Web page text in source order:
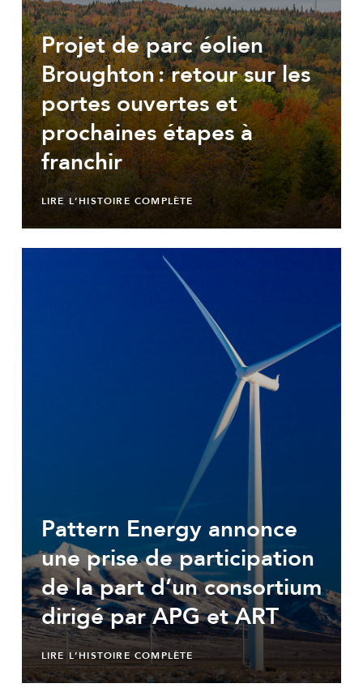
Projet de parc éolien
Broughton : retour sur les
portes ouvertes et
prochaines étapes à
franchir
LIRE L’HISTOIRE COMPLÈTE
Pattern Energy annonce
une prise de participation
de la part d’un consortium
dirigé par APG et ART
LIRE L’HISTOIRE COMPLÈTE